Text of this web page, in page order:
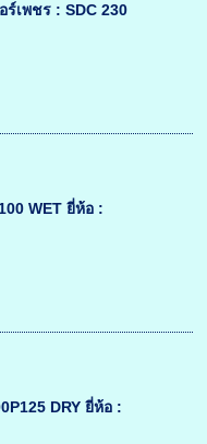
เพชร : SDC 230
WET ยี่ห้อ :
DRY ยี่ห้อ :